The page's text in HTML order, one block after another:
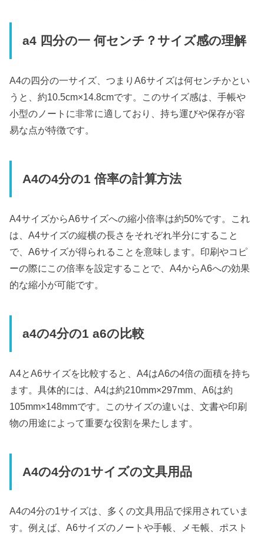
a4 四分の一 何センチ？サイズ感の理解
A4の四分の一サイズ、つまりA6サイズは何センチかとい
うと、約10.5cm×14.8cmです。このサイズ感は、手帳や
小型のノートに非常に適しており、持ち運びや保存が容
易な点が特徴です。
A4の4分の1 倍率の計算方法
A4サイズからA6サイズへの縮小倍率は約50%です。これ
は、A4サイズの縦横の長さをそれぞれ半分にすること
で、A6サイズが得られることを意味します。印刷やコピ
ーの際にこの倍率を設定することで、A4からA6への効果
的な縮小が可能です。
a4の4分の1 a6の比較
A4とA6サイズを比較すると、A4はA6の4倍の面積を持ち
ます。具体的には、A4は約210mm×297mm、A6は約
105mm×148mmです。このサイズの違いは、文書や印刷
物の用途によって重要な役割を果たします。
A4の4分の1サイズの文具用品
A4の4分の1サイズは、多くの文具用品で採用されていま
す。例えば、A6サイズのノートや手帳、メモ帳、ポスト